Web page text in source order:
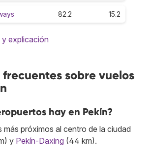
82.2 15.2
y explicación
sobre vuelos
hay en Pekín?
más próximos al centro de la ciudad
y Pekín-Daxing (44 km).